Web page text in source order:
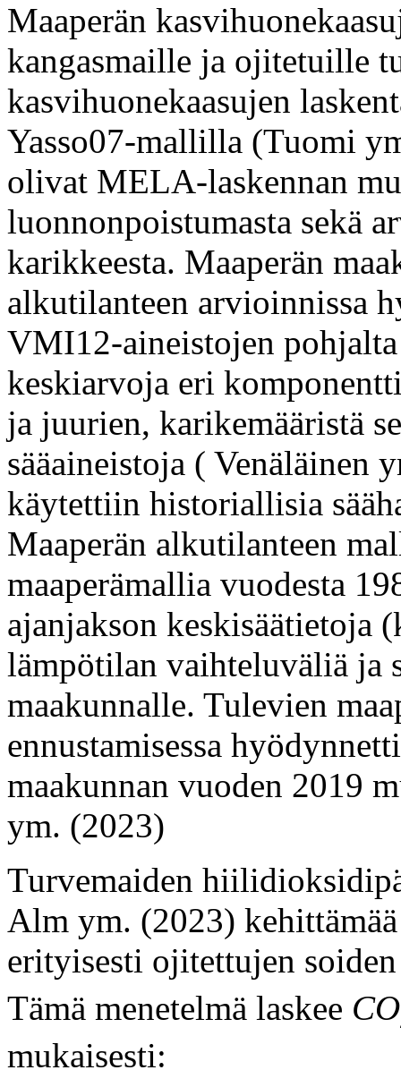
Maaperän
kangasmaille ja ojitetuille
kasvihuonekaasujen
Yasso07-mallilla (Tuomi
olivat MELA-laskennan
luonnonpoistumasta sekä
karikkeesta. Maaperän
alkutilanteen arvioinnissa
VMI12-aineistojen
keskiarvoja eri
ja juurien, karikemääristä
sääaineistoja ( Venäläinen
käytettiin historiallisia
Maaperän alkutilanteen
maaperämallia vuodesta
ajanjakson keskisäätietoja
lämpötilan vaihteluväliä ja
maakunnalle. Tulevien
ennustamisessa
maakunnan vuoden 2019
ym. (2023)
Turvemaiden
Alm ym. (2023)
erityisesti ojitettujen
Tämä menetelmä laskee CO
mukaisesti: